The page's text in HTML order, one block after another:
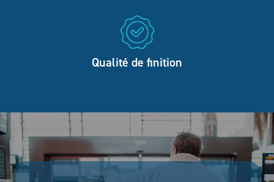
Qualité de finition